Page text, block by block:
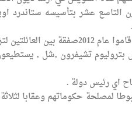
التاسع عشر بتأسيسه ستاندرد
الامريكي والاوروبي .
تشيفرون ,شل ,
اي رئيس دولة .
لمصلحة حكوماتهم وعقابا